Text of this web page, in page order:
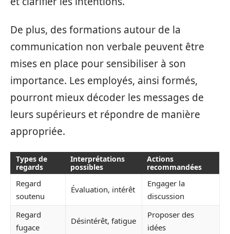
De plus, des formations autour de la
communication non verbale peuvent être
mises en place pour sensibiliser à son
importance. Les employés, ainsi formés,
pourront mieux décoder les messages de
leurs supérieurs et répondre de manière
appropriée.
Types de
regards
Interprétations
possibles
Actions
recommandées
Regard
soutenu
Évaluation, intérêt
Engager la
discussion
Regard
fugace
Désintérêt, fatigue
Proposer des
idées